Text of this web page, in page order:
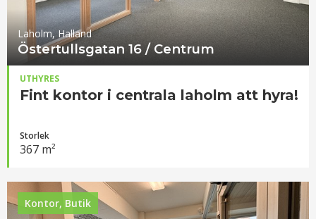
Laholm, Halland
Östertullsgatan 16 / Centrum
UTHYRES
Fint kontor i centrala laholm att hyra!
Storlek
367 m²
Kontor, Butik